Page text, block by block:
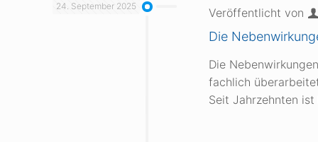
24. September 2025 Veröffentlicht von
Die
Die
fachlich
Seit Jahrzehnten